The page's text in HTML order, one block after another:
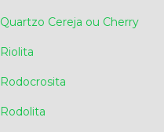
Quartzo Cereja ou Cherry
Riolita
Rodocrosita
Rodolita